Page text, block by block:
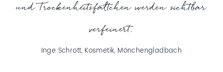
und Trockenheitsfältchen werden sichtbar
verfeinert.
Inge Schrott, Kosmetik, Mönchengladbach